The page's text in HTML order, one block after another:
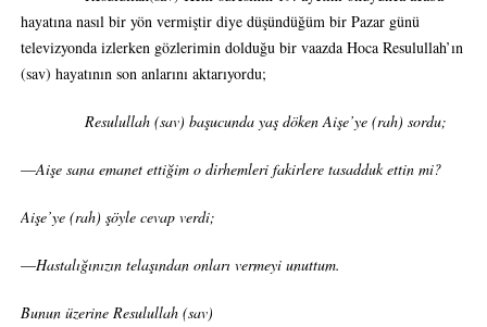
hayatına nasıl bir yön vermiştir diye düşündüğüm bir Pazar günü
televizyonda izlerken gözlerimin dolduğu bir vaazda Hoca Resulullah’ın
(sav) hayatının son anlarını aktarıyordu;
Resulullah (sav) başucunda yaş döken Aişe’ye (rah) sordu;
—Aişe sana emanet ettiğim o dirhemleri fakirlere tasadduk ettin mi?
Aişe’ye (rah) şöyle cevap verdi;
—Hastalığınızın telaşından onları vermeyi unuttum.
Bunun üzerine Resulullah (sav)